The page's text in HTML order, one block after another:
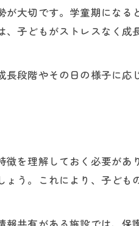
連携実例
ポイント
大切です。学童期になる
子どもがストレスなく成
段階やその日の様子に応
を理解しておく必要があ
う。これにより、子ども